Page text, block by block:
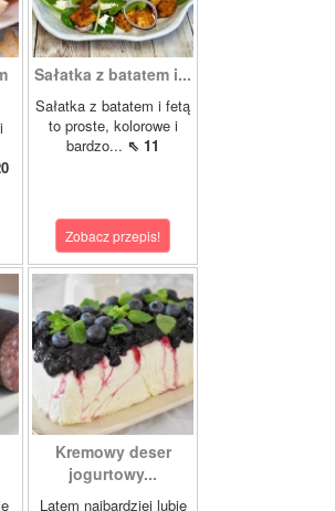
Sałatka z batatem i...
Sałatka z batatem i fetą
to proste, kolorowe i
bardzo... ⇖ 11
Zobacz przepis!
Kremowy deser
jogurtowy...
Latem najbardziej lubię